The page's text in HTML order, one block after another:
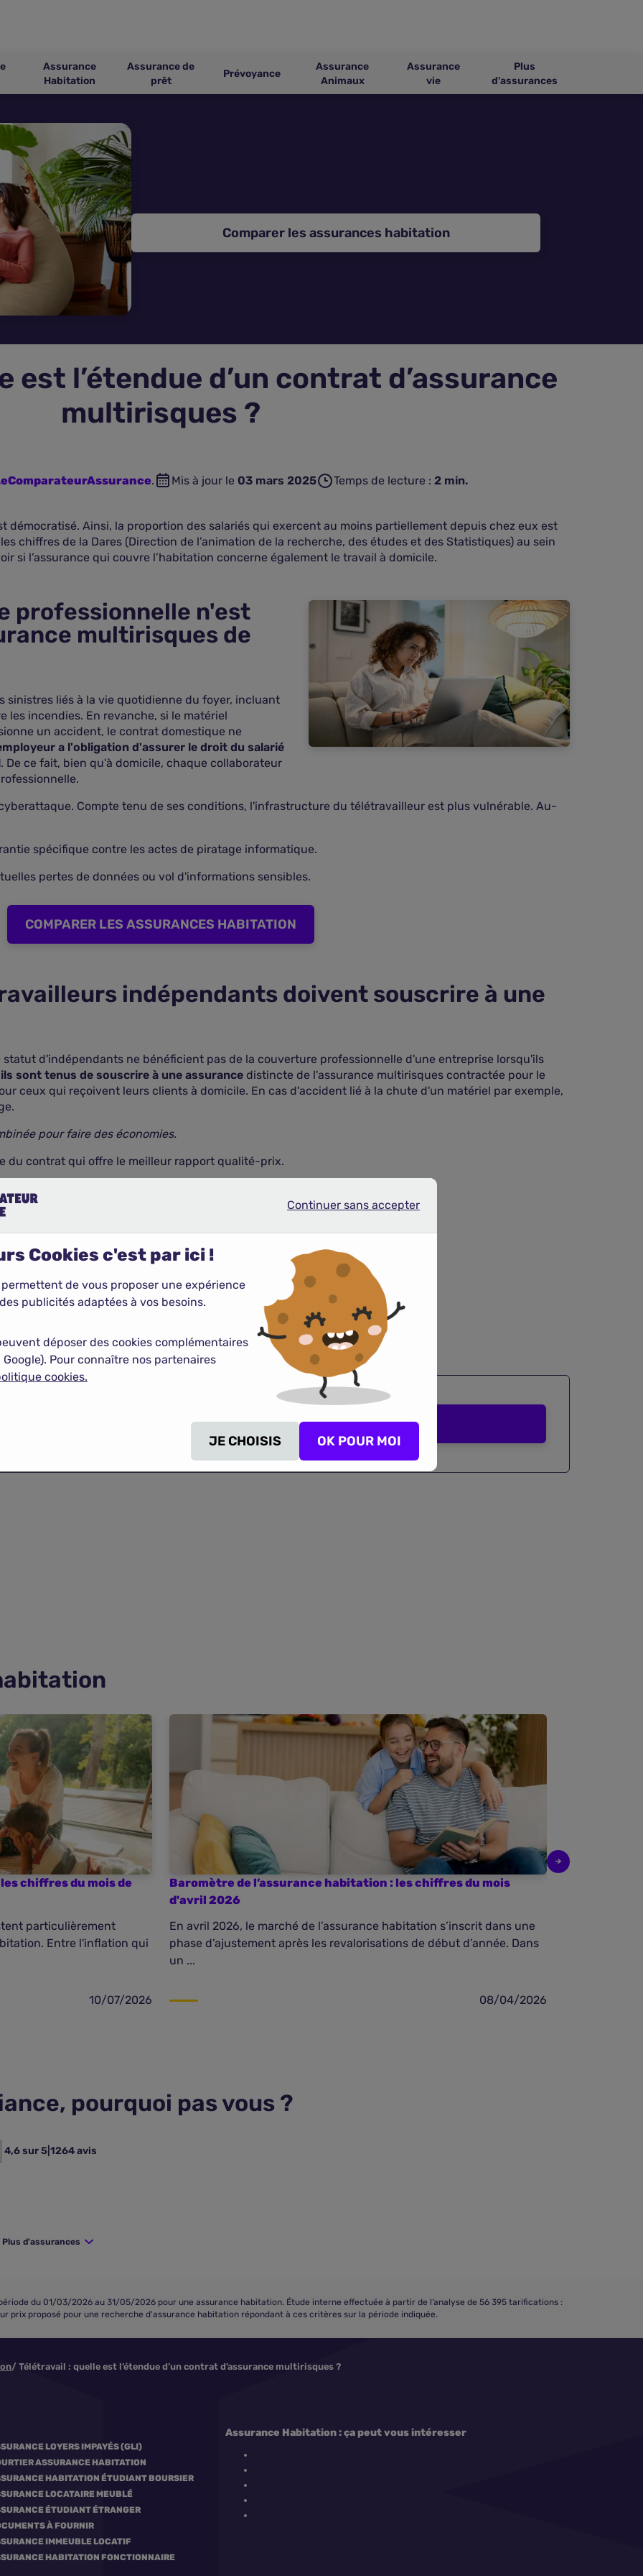
Assurance
Habitation
Assurance de
prêt
Prévoyance
Assurance
Animaux
Assurance
vie
Plus
d'assurances
Comparer les assurances habitation
est l’étendue d’un contrat d’assurance
multirisques ?
. Mis à jour le 03 mars 2025 Temps de lecture : 2 min.
démocratisé. Ainsi, la proportion des salariés qui exercent au moins partiellement depuis chez eux est
les chiffres de la Dares (Direction de l’animation de la recherche, des études et des Statistiques) au sein
si l’assurance qui couvre l’habitation concerne également le travail à domicile.
professionnelle n'est
multirisques de
sinistres liés à la vie quotidienne du foyer, incluant
les incendies. En revanche, si le matériel
un accident, le contrat domestique ne
a l'obligation d'assurer le droit du salarié
. De ce fait, bien qu'à domicile, chaque collaborateur
Compte tenu de ses conditions, l'infrastructure du télétravailleur est plus vulnérable. Au-
spécifique contre les actes de piratage informatique.
pertes de données ou vol d'informations sensibles.
COMPARER LES ASSURANCES HABITATION
indépendants doivent souscrire à une
d'indépendants ne bénéficient pas de la couverture professionnelle d'une entreprise lorsqu'ils
sont tenus de souscrire à une assurance distincte de l'assurance multirisques contractée pour le
ceux qui reçoivent leurs clients à domicile. En cas d'accident lié à la chute d'un matériel par exemple,
pour faire des économies.
du contrat qui offre le meilleur rapport qualité-prix.
couvre généralement le salarié en télétravail.
contre les cyberattaques.
doivent souscrire une assurance professionnelle spécifique.
au meilleur prix ? Comparer
chiffres du mois de
particulièrement
Entre l'inflation qui
10/07/2026
Baromètre de l’assurance habitation : les chiffres du mois
d'avril 2026
En avril 2026, le marché de l’assurance habitation s’inscrit dans une
phase d’ajustement après les revalorisations de début d’année. Dans
un ...
08/04/2026
pourquoi pas vous ?
4,6 sur 5 1264 avis
Plus d'assurances
du 01/03/2026 au 31/05/2026 pour une assurance habitation. Étude interne effectuée à partir de l’analyse de 56 395 tarifications :
prix proposé pour une recherche d'assurance habitation répondant à ces critères sur la période indiquée.
Télétravail : quelle est l’étendue d’un contrat d’assurance multirisques ?
LOYERS IMPAYÉS (GLI)
ASSURANCE HABITATION
HABITATION ÉTUDIANT BOURSIER
LOCATAIRE MEUBLÉ
ÉTUDIANT ÉTRANGER
À FOURNIR
IMMEUBLE LOCATIF
HABITATION FONCTIONNAIRE
Assurance Habitation : ça peut vous intéresser
Continuer sans accepter
Cookies c'est par ici !
permettent de vous proposer une expérience
publicités adaptées à vos besoins.
déposer des cookies complémentaires
Google). Pour connaître nos partenaires
cookies.
JE CHOISIS OK POUR MOI
Continuer sans accepter